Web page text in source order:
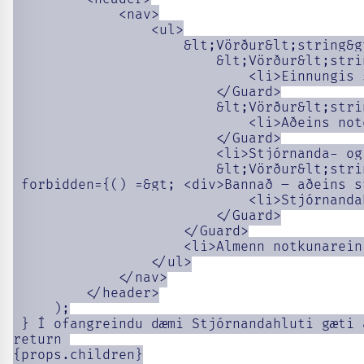
             <nav>
                 <ul>
<li>Einnungis
                         </Guard>
<li>Aðeins
                         </Guard>
<li>Stjórnanda-
forbidden={() =&gt; <div>Bannað –
                         </Guard>
                     </Guard>
<li>Almenn
                 </ul>
             </nav>
         </header>
     );
} Í ofangreindu dæmi Stjórnandahluti gæti
return
{props.children}